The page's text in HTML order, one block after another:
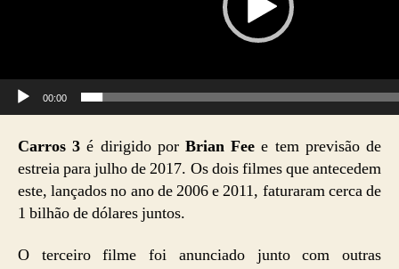
d
00:00
Carros 3 é dirigido porBrian Fee e tem previsão de
estreia para julho de 2017. Os dois filmes que antecedem
este, lançados no ano de 2006 e 2011, faturaram cerca de
1 bilhão de dólares juntos.
O terceiro filme foi anunciado junto com outras